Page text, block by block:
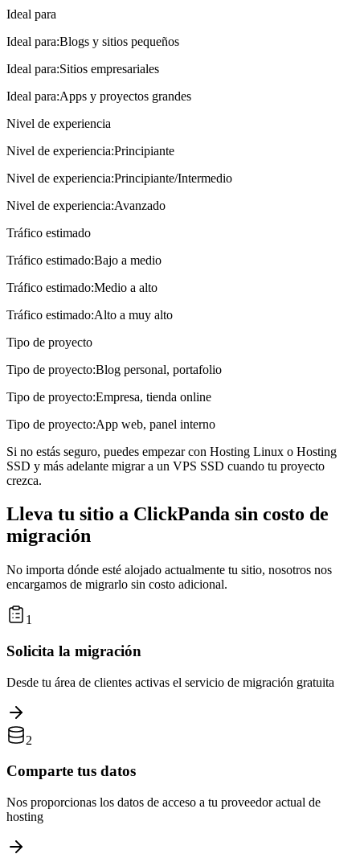
Ideal para
Ideal para:Blogs y sitios pequeños
Ideal para:Sitios empresariales
Ideal para:Apps y proyectos grandes
Nivel de experiencia
Nivel de experiencia:Principiante
Nivel de experiencia:Principiante/Intermedio
Nivel de experiencia:Avanzado
Tráfico estimado
Tráfico estimado:Bajo a medio
Tráfico estimado:Medio a alto
Tráfico estimado:Alto a muy alto
Tipo de proyecto
Tipo de proyecto:Blog personal, portafolio
Tipo de proyecto:Empresa, tienda online
Tipo de proyecto:App web, panel interno
Si no estás seguro, puedes empezar con Hosting Linux o Hosting
SSD y más adelante migrar a un VPS SSD cuando tu proyecto
crezca.
Lleva tu sitio a ClickPanda sin costo de
migración
No importa dónde esté alojado actualmente tu sitio, nosotros nos
encargamos de migrarlo sin costo adicional.
1
Solicita la migración
Desde tu área de clientes activas el servicio de migración gratuita
2
Comparte tus datos
Nos proporcionas los datos de acceso a tu proveedor actual de
hosting